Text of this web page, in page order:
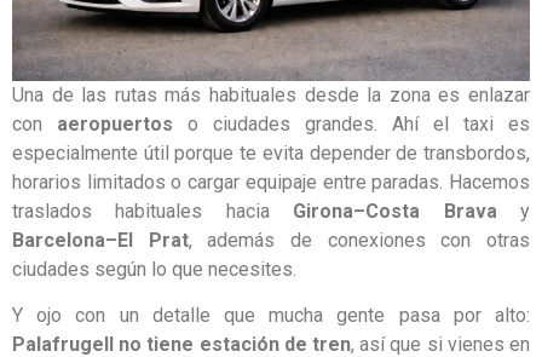
Una de las rutas más habituales desde la zona es enlazar
con aeropuertos o ciudades grandes. Ahí el taxi es
especialmente útil porque te evita depender de transbordos,
horarios limitados o cargar equipaje entre paradas. Hacemos
traslados habituales hacia Girona–Costa Brava y
Barcelona–El Prat, además de conexiones con otras
ciudades según lo que necesites.
Y ojo con un detalle que mucha gente pasa por alto:
Palafrugell no tiene estación de tren, así que si vienes en